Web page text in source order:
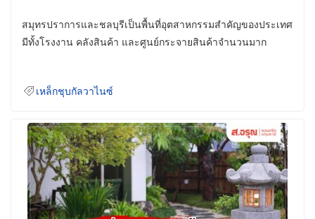
สมุทรปราการและชลบุรีเป็นพื้นที่อุตสาหกรรมสำคัญของประเทศ
มีทั้งโรงงาน คลังสินค้า และศูนย์กระจายสินค้าจำนวนมาก
เหล็กชุบกัลวาไนซ์